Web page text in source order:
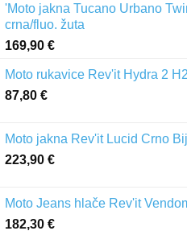
'Moto jakna Tucano Urbano
crna/fluo. žuta
169,90 €
Moto rukavice Rev'it Hydra 2
87,80 €
Moto jakna Rev'it Lucid Crno
223,90 €
Moto Jeans hlače Rev'it
182,30 €